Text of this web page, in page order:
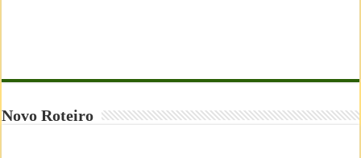
Novo Roteiro